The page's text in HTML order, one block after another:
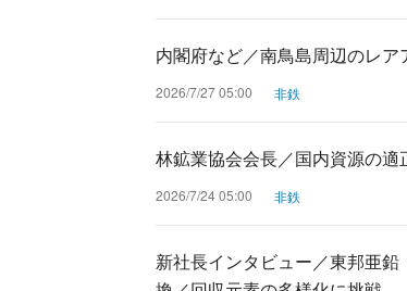
内閣府など／南鳥島周辺のレ
2026/7/27 05:00 非鉄
林鉱業協会会長／国内資源の
2026/7/24 05:00 非鉄
新社長インタビュー／東邦亜